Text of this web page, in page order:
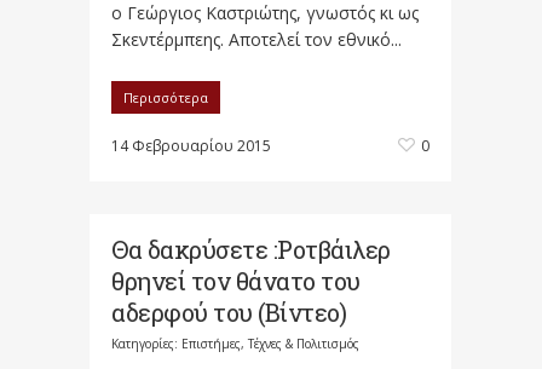
ο Γεώργιος Καστριώτης, γνωστός κι ως
Σκεντέρμπεης. Αποτελεί τον εθνικό...
Περισσότερα
14 Φεβρουαρίου 2015 0
Θα δακρύσετε :Ροτβάιλερ
θρηνεί τον θάνατο του
αδερφού του (Βίντεο)
Κατηγορίες: Επιστήμες, Τέχνες & Πολιτισμός